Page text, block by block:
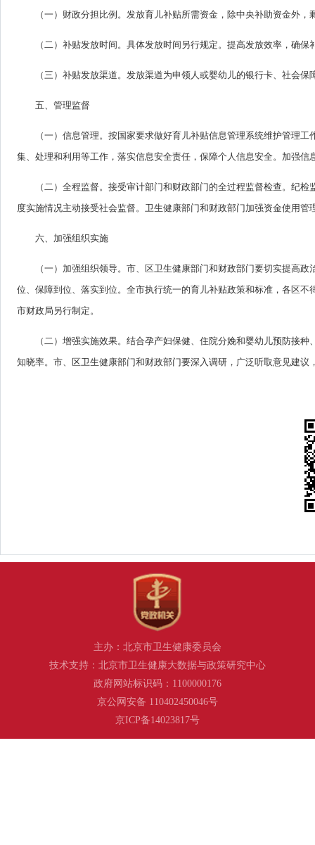
（一）财政分担比例。发放育儿补贴所需资金，除中央补助资金外
（二）补贴发放时间。具体发放时间另行规定。提高发放效率，确保
（三）补贴发放渠道。发放渠道为申领人或婴幼儿的银行卡、社会
五、管理监督
（一）信息管理。按国家要求做好育儿补贴信息管理系统维护管理
集、处理和利用等工作，落实信息安全责任，保障个人信息安全。加强
（二）全程监督。接受审计部门和财政部门的全过程监督检查。纪
度实施情况主动接受社会监督。卫生健康部门和财政部门加强资金使用
六、加强组织实施
（一）加强组织领导。市、区卫生健康部门和财政部门要切实提高
位、保障到位、落实到位。全市执行统一的育儿补贴政策和标准，各区
市财政局另行制定。
（二）增强实施效果。结合孕产妇保健、住院分娩和婴幼儿预防接
知晓率。市、区卫生健康部门和财政部门要深入调研，广泛听取意见建
主办：北京市卫生健康委员会
技术支持：北京市卫生健康大数据与政策研究中心
政府网站标识码：1100000176
京公网安备 110402450046号
京ICP备14023817号